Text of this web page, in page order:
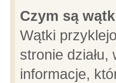
Czym są
Wątki
stronie
informacje,